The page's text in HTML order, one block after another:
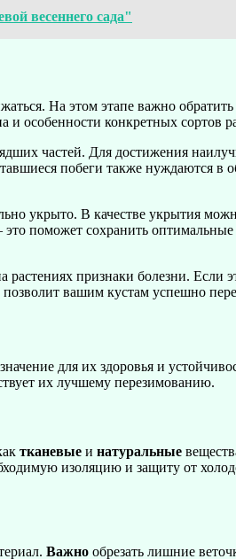
весеннего сада"
На этом этапе важно
особенности конкретных
частей. Для достижения
побеги также нуждаются в
укрыто. В качестве укрытия
поможет сохранить
признаки болезни. Если
вашим кустам успешно
для их здоровья и
их лучшему перезимованию.
тканевые и натуральные
изоляцию и защиту от
Важно обрезать лишние